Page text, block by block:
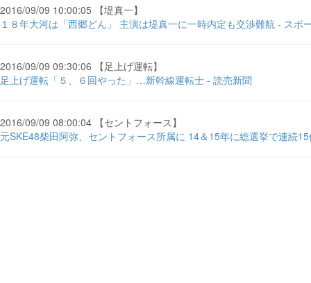
2016/09/09 10:00:05 【堤真一】
１８年大河は「西郷どん」 主演は堤真一に一時内定も交渉難航 - スポ
2016/09/09 09:30:06 【足上げ運転】
足上げ運転「５、６回やった」…新幹線運転士 - 読売新聞
2016/09/09 08:00:04 【セントフォース】
元SKE48柴田阿弥、セントフォース所属に 14＆15年に総選挙で連続